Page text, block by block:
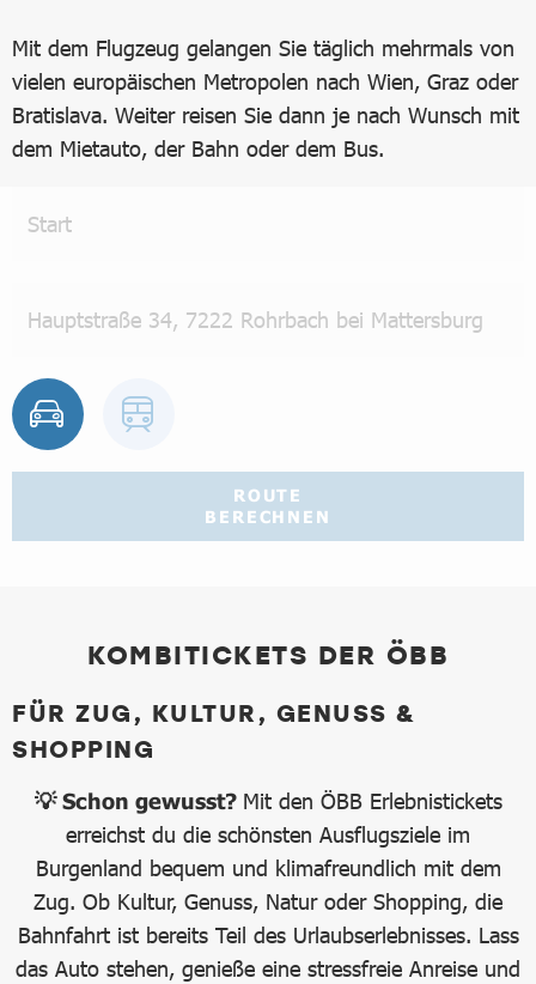
Mit dem Flugzeug gelangen Sie täglich mehrmals von
vielen europäischen Metropolen nach Wien, Graz oder
Bratislava. Weiter reisen Sie dann je nach Wunsch mit
dem Mietauto, der Bahn oder dem Bus.
ROUTE
BERECHNEN
KOMBITICKETS DER ÖBB
FÜR ZUG, KULTUR, GENUSS &
SHOPPING
💡 Schon gewusst? Mit den ÖBB Erlebnistickets
erreichst du die schönsten Ausflugsziele im
Burgenland bequem und klimafreundlich mit dem
Zug. Ob Kultur, Genuss, Natur oder Shopping, die
Bahnfahrt ist bereits Teil des Urlaubserlebnisses. Lass
das Auto stehen, genieße eine stressfreie Anreise und